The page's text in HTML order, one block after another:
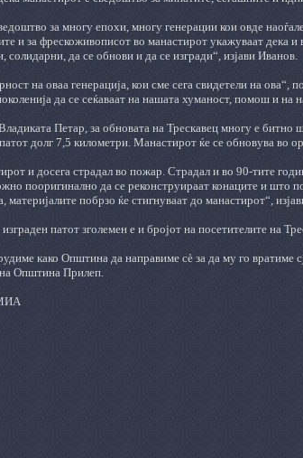
за многу епохи, многу генерации кои овде
и за фрескоживописот во манастирот укажуваат дека
солидарни, да се обнови и да се изгради“, изјави Иванов.
на оваа генерација, кои сме сега свидетели на
да се сеќаваат на нашата хуманост, помош и на
ладиката Петар, за обновата на Трескавец многу е битно
долг 7,5 километри. Манастирот ќе се обновува во
и досега страдал во пожар. Страдал и во 90-тите
пооригинално да се реконструираат конаците и што
материјалите побрзо ќе стигнуваат до манастирот“,
патотзголемен е и бројот на посетителите на
како Општина да направиме сѐ за да му го вратиме
Општина Прилеп.